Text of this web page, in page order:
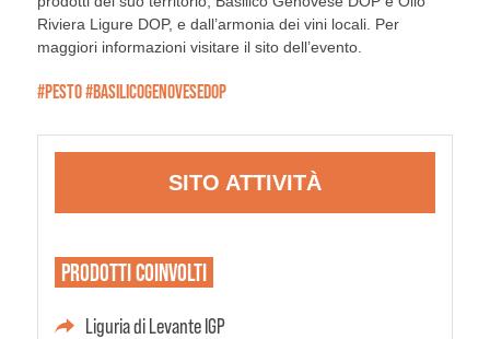
Riviera Ligure DOP, e dall’armonia dei vini locali. Per
maggiori informazioni visitare il sito dell’evento.
#PESTO #BASILICOGENOVESEDOP
SITO ATTIVITÀ
PRODOTTICOINVOLTI
Liguria di Levante IGP